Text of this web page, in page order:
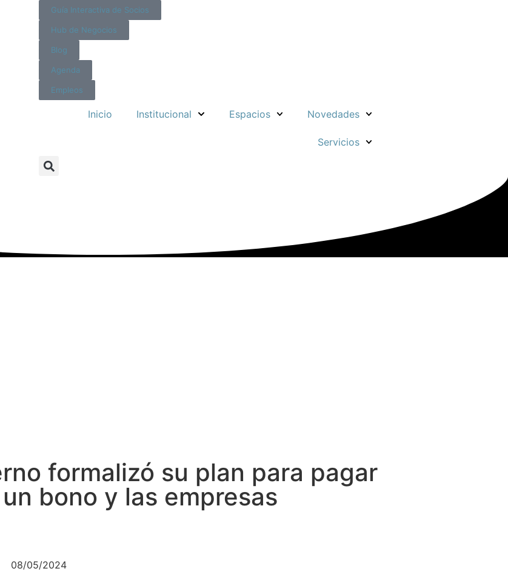
Guía Interactiva de Socios
Hub de Negocios
Blog
Agenda
Empleos
Inicio Institucional Espacios Novedades
Servicios
formalizó su plan para pagar
bono y las empresas
08/05/2024